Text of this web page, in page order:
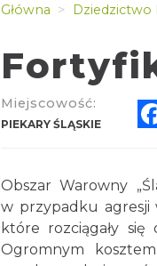
Główna Dziedzictwo
Miejscowość:
PIEKARY ŚLĄSKIE
Obszar Warowny
w przypadku agresji
które rozciągały
Ogromnym